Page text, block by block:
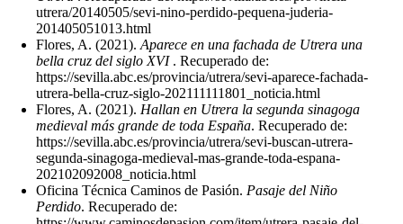
utrera/20140505/sevi-nino-perdido-pequena-juderia-
201405051013.html
Flores, A. (2021). Aparece en una fachada de Utrera una
bella cruz del siglo XVI. Recuperado de:
https://sevilla.abc.es/provincia/utrera/sevi-aparece-fachada-
utrera-bella-cruz-siglo-202111111801_noticia.html
Flores, A. (2021). Hallan en Utrera la segunda sinagoga
medieval más grande de toda España. Recuperado de:
https://sevilla.abc.es/provincia/utrera/sevi-buscan-utrera-
segunda-sinagoga-medieval-mas-grande-toda-espana-
202102092008_noticia.html
Oficina Técnica Caminos de Pasión. Pasaje del Niño
Perdido. Recuperado de: